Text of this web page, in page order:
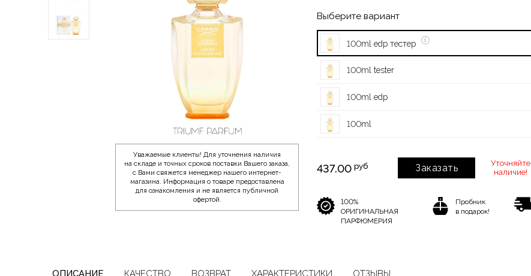
Уважаемые клиенты! Для уточнения наличия
на складе и точных сроков поставки Вашего заказа,
с Вами свяжется менеджер нашего интернет-
магазина. Информация о товаре предоставлена
для ознакомления и не является публичной
офертой.
Выберите вариант
100ml edp тестер
100ml tester
100ml edp
100ml
437.00 руб Заказать
Уточняйте
наличие!
100%
ОРИГИНАЛЬНАЯ
ПАРФЮМЕРИЯ
Пробник
в подарок!
ОПИСАНИЕ КАЧЕСТВО ВОЗВРАТ ХАРАКТЕРИСТИКИ ОТЗЫВЫ